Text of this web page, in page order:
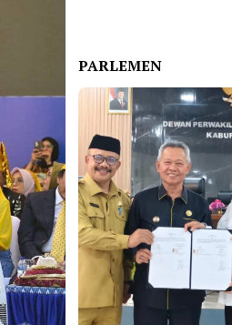
PARLEMEN